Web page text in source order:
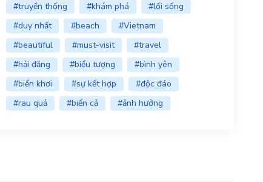
#truyền thống
#khám phá
#lối sống
#duy nhất
#beach
#Vietnam
#beautiful
#must-visit
#travel
#hải đăng
#biểu tượng
#bình yên
#biển khơi
#sự kết hợp
#độc đáo
#rau quả
#biển cả #ảnh hưởng